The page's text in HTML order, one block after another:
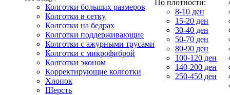
Колготки больших размеров
Колготки в сетку
Колготки на бедрах
Колготки поддерживающие
Колготки с ажурными трусами
Колготки с микрофиброй
Колготки эконом
Корректирующие колготки
Хлопок
Шерсть
По плотности:
8-10 ден
15-20 ден
30-40 ден
50-70 ден
80-90 ден
100-120 ден
140-200 ден
250-450 ден